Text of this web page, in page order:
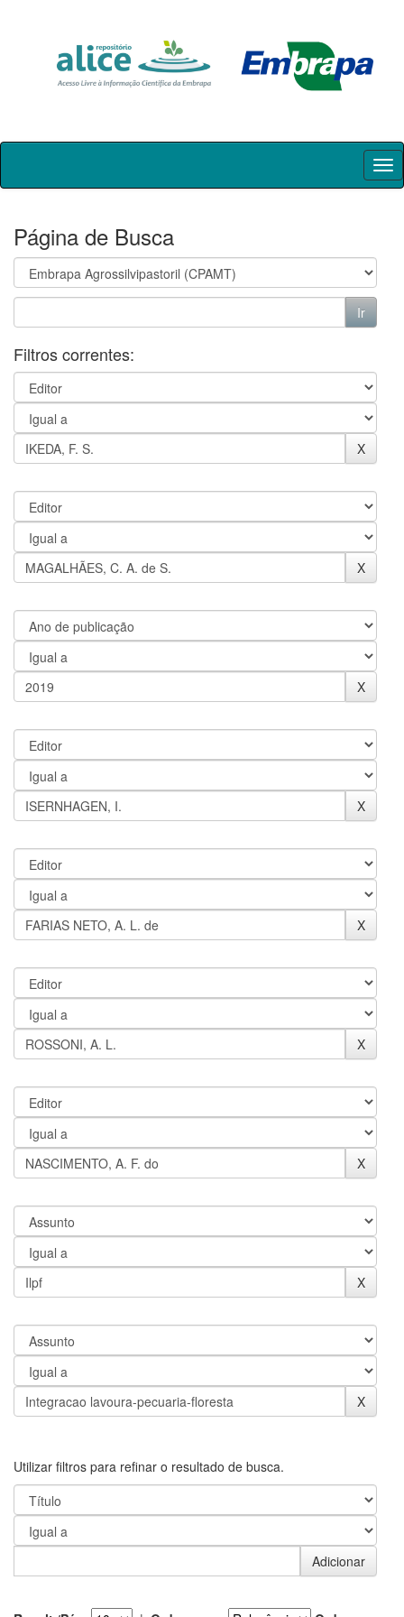
Skip
Página de Busca
Filtros correntes:
Utilizar filtros para refinar o resultado de busca.